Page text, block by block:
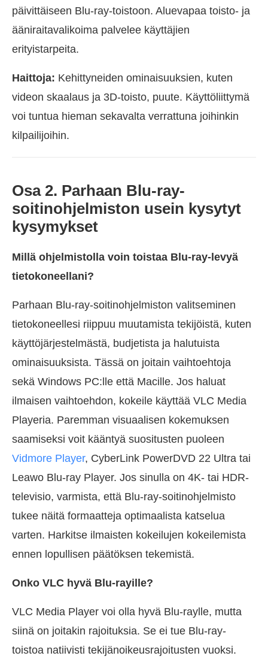
päivittäiseen Blu-ray-toistoon. Aluevapaa toisto- ja
ääniraitavalikoima palvelee käyttäjien
erityistarpeita.
Haittoja: Kehittyneiden ominaisuuksien, kuten
videon skaalaus ja 3D-toisto, puute. Käyttöliittymä
voi tuntua hieman sekavalta verrattuna joihinkin
kilpailijoihin.
Osa 2. Parhaan Blu-ray-
soitinohjelmiston usein kysytyt
kysymykset
Millä ohjelmistolla voin toistaa Blu-ray-levyä
tietokoneellani?
Parhaan Blu-ray-soitinohjelmiston valitseminen
tietokoneellesi riippuu muutamista tekijöistä, kuten
käyttöjärjestelmästä, budjetista ja halutuista
ominaisuuksista. Tässä on joitain vaihtoehtoja
sekä Windows PC:lle että Macille. Jos haluat
ilmaisen vaihtoehdon, kokeile käyttää VLC Media
Playeria. Paremman visuaalisen kokemuksen
saamiseksi voit kääntyä suositusten puoleen
Vidmore Player, CyberLink PowerDVD 22 Ultra tai
Leawo Blu-ray Player. Jos sinulla on 4K- tai HDR-
televisio, varmista, että Blu-ray-soitinohjelmisto
tukee näitä formaatteja optimaalista katselua
varten. Harkitse ilmaisten kokeilujen kokeilemista
ennen lopullisen päätöksen tekemistä.
Onko VLC hyvä Blu-rayille?
VLC Media Player voi olla hyvä Blu-raylle, mutta
siinä on joitakin rajoituksia. Se ei tue Blu-ray-
toistoa natiivisti tekijänoikeusrajoitusten vuoksi.